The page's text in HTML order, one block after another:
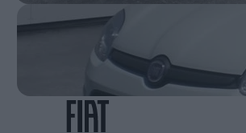
Renault